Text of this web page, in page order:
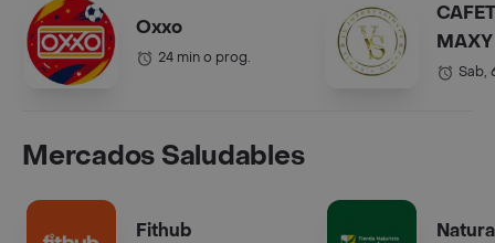
Oxxo
24 min o prog.
COL.).
Sab,
Mercados Saludables
Fithub